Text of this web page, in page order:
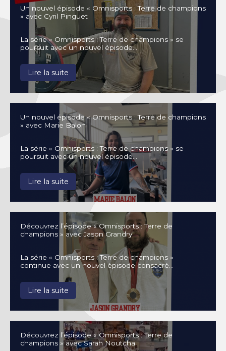
Un nouvel épisode « Omnisports : Terre de champions
» avec Cyril Pinguet
La série « Omnisports : Terre de champions » se
poursuit avec un nouvel épisode…
Lire la suite
Un nouvel épisode « Omnisports : Terre de champions
» avec Marie Balon
La série « Omnisports : Terre de champions » se
poursuit avec un nouvel épisode…
Lire la suite
Découvrez l’épisode « Omnisports : Terre de
champions » avec Jason Grandry
La série « Omnisports : Terre de champions »
continue avec un nouvel épisode consacré…
Lire la suite
Découvrez l’épisode « Omnisports : Terre de
champions » avec Sarah Noutcha